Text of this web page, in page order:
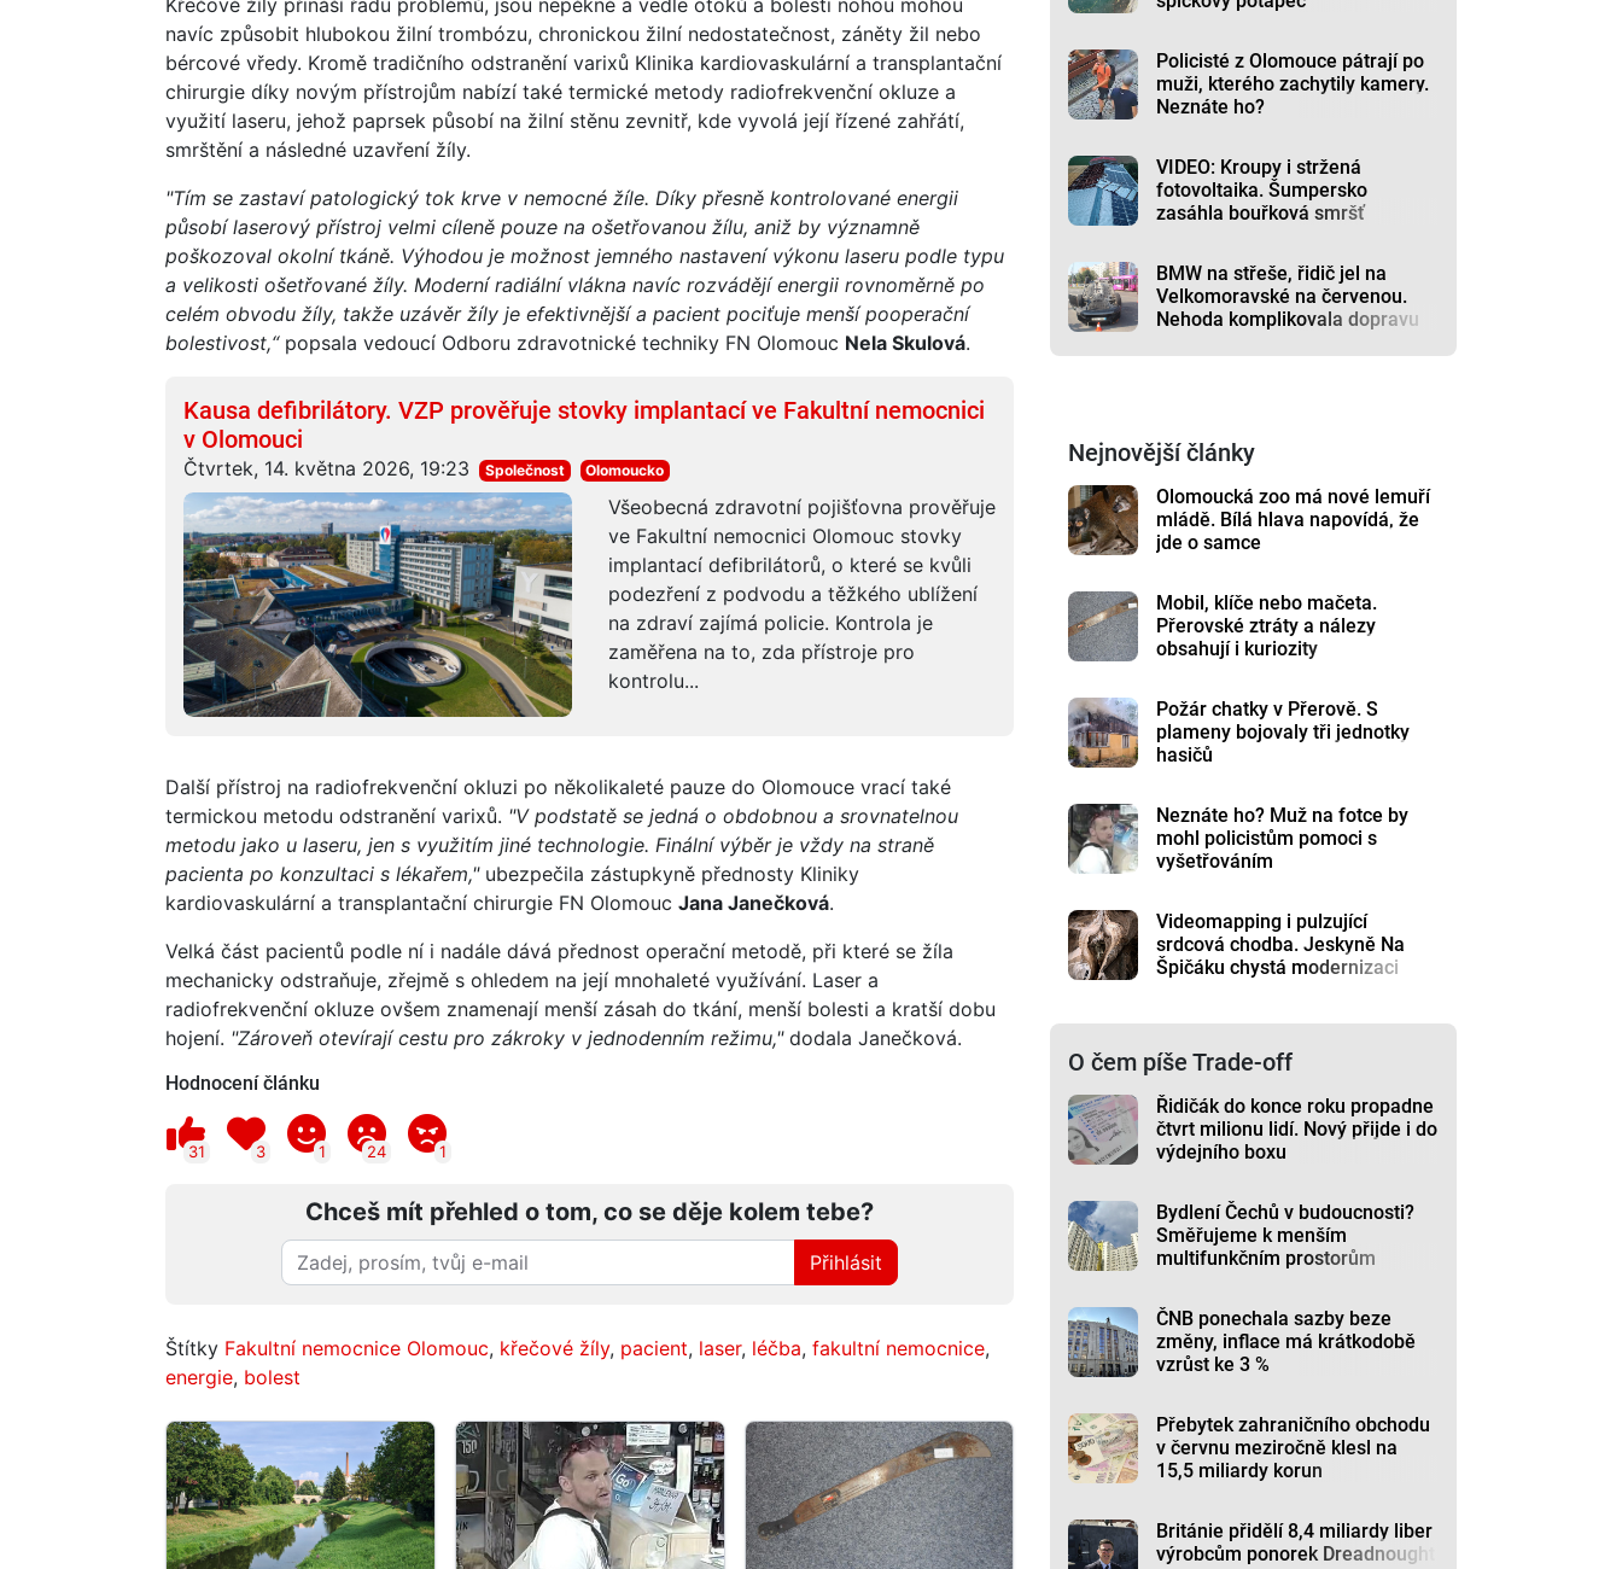
navíc způsobit hlubokou žilní trombózu, chronickou žilní nedostatečnost, záněty žil nebo
bércové vředy. Kromě tradičního odstranění varixů Klinika kardiovaskulární a transplantační
chirurgie díky novým přístrojům nabízí také termické metody radiofrekvenční okluze a
využití laseru, jehož paprsek působí na žilní stěnu zevnitř, kde vyvolá její řízené zahřátí,
smrštění a následné uzavření žíly.
"Tím se zastaví patologický tok krve v nemocné žíle. Díky přesně kontrolované energii
působí laserový přístroj velmi cíleně pouze na ošetřovanou žílu, aniž by významně
poškozoval okolní tkáně. Výhodou je možnost jemného nastavení výkonu laseru podle typu
a velikosti ošetřované žíly. Moderní radiální vlákna navíc rozvádějí energii rovnoměrně po
celém obvodu žíly, takže uzávěr žíly je efektivnější a pacient pociťuje menší pooperační
bolestivost,“popsala vedoucí Odboru zdravotnické techniky FN Olomouc Nela Skulová.
Kausa defibrilátory. VZP prověřuje stovky implantací ve Fakultní nemocnici
v Olomouci
Čtvrtek, 14. května 2026, 19:23 Společnost Olomoucko
Všeobecná zdravotní pojišťovna prověřuje
ve Fakultní nemocnici Olomouc stovky
implantací defibrilátorů, o které se kvůli
podezření z podvodu a těžkého ublížení
na zdraví zajímá policie. Kontrola je
zaměřena na to, zda přístroje pro
kontrolu...
Další přístroj na radiofrekvenční okluzi po několikaleté pauze do Olomouce vrací také
termickou metodu odstranění varixů. "V podstatě se jedná o obdobnou a srovnatelnou
metodu jako u laseru, jen s využitím jiné technologie. Finální výběr je vždy na straně
pacienta po konzultaci s lékařem,"ubezpečila zástupkyně přednosty Kliniky
kardiovaskulární a transplantační chirurgie FN Olomouc Jana Janečková.
Velká část pacientů podle ní i nadále dává přednost operační metodě, při které se žíla
mechanicky odstraňuje, zřejmě s ohledem na její mnohaleté využívání. Laser a
radiofrekvenční okluze ovšem znamenají menší zásah do tkání, menší bolesti a kratší dobu
hojení. "Zároveň otevírají cestu pro zákroky v jednodenním režimu,"dodala Janečková.
Hodnocení článku
31 3 1 24 1
Chceš mít přehled o tom, co se děje kolem tebe?
Přihlásit
Štítky Fakultní nemocnice Olomouc, křečové žíly, pacient, laser, léčba, fakultní nemocnice,
energie, bolest
Policisté z Olomouce pátrají po
muži, kterého zachytily kamery.
Neznáte ho?
VIDEO: Kroupy i stržená
fotovoltaika. Šumpersko
zasáhla bouřková smršť
BMW na střeše, řidič jel na
Velkomoravské na červenou.
Nehoda komplikovala dopravu
Nejnovější články
Olomoucká zoo má nové lemuří
mládě. Bílá hlava napovídá, že
jde o samce
Mobil, klíče nebo mačeta.
Přerovské ztráty a nálezy
obsahují i kuriozity
Požár chatky v Přerově. S
plameny bojovaly tři jednotky
hasičů
Neznáte ho? Muž na fotce by
mohl policistům pomoci s
vyšetřováním
Videomapping i pulzující
srdcová chodba. Jeskyně Na
Špičáku chystá modernizaci
O čem píše Trade-off
Řidičák do konce roku propadne
čtvrt milionu lidí. Nový přijde i do
výdejního boxu
Bydlení Čechů v budoucnosti?
Směřujeme k menším
multifunkčním prostorům
ČNB ponechala sazby beze
změny, inflace má krátkodobě
vzrůst ke 3 %
Přebytek zahraničního obchodu
v červnu meziročně klesl na
15,5 miliardy korun
Británie přidělí 8,4 miliardy liber
výrobcům ponorek Dreadnought